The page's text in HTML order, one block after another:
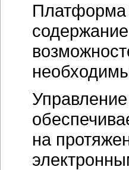
Платформа
на